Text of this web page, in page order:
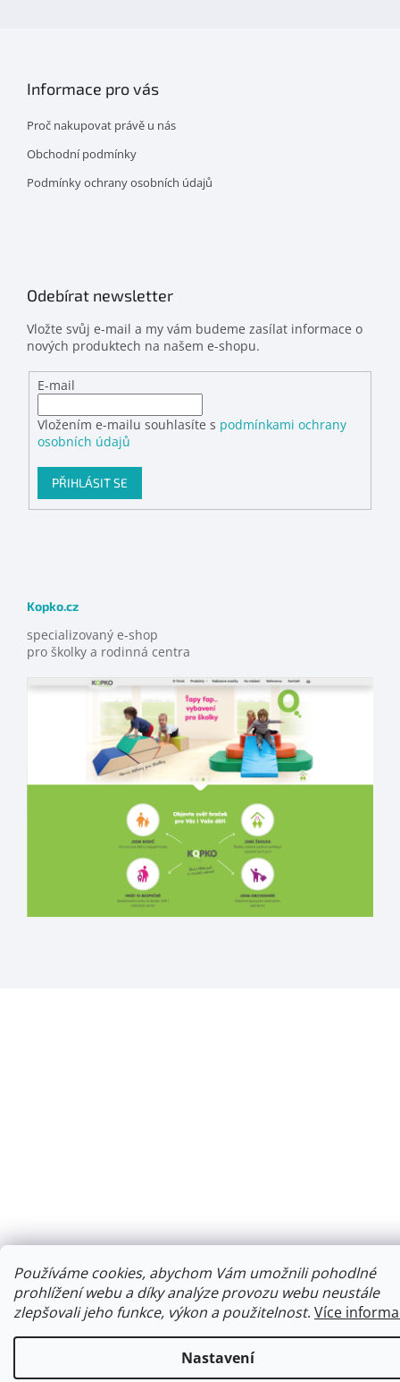
Používáme cookies, abychom Vám umožnili pohodlné
prohlížení webu a díky analýze provozu webu neustále
zlepšovali jeho funkce, výkon a použitelnost. Více
Nastavení
Informace pro vás
Proč nakupovat právě u nás
Obchodní podmínky
Podmínky ochrany osobních údajů
Odebírat newsletter
Vložte svůj e-mail a my vám budeme zasílat informace o
nových produktech na našem e-shopu.
E-mail
Vložením e-mailu souhlasíte s podmínkami ochrany
osobních údajů
PŘIHLÁSIT SE
Kopko.cz
specializovaný e-shop
pro školky a rodinná centra